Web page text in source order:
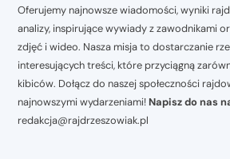
Oferujemy najnowsze wiadomości, wyniki
analizy, inspirujące wywiady z zawodnikami
zdjęć i wideo. Nasza misja to dostarczanie
interesujących treści, które przyciągną
kibiców. Dołącz do naszej społeczności
najnowszymi wydarzeniami! Napisz do nas
redakcja@rajdrzeszowiak.pl